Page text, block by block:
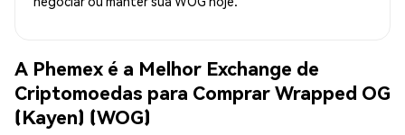
A Phemex é a Melhor Exchange de
Criptomoedas para Comprar Wrapped OG
(Kayen) (WOG)